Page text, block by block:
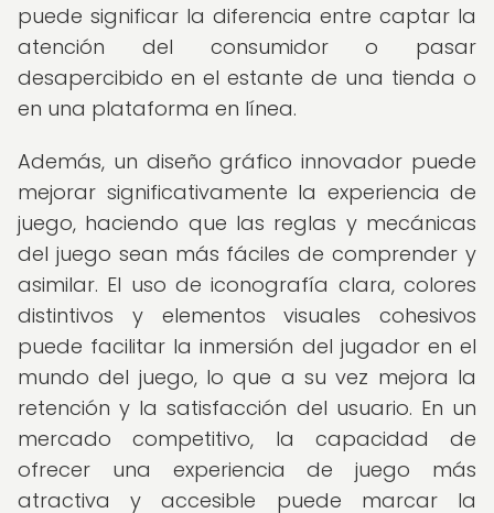
puede significar la diferencia entre captar la
atención del consumidor o pasar
desapercibido en el estante de una tienda o
en una plataforma en línea.
Además, un diseño gráfico innovador puede
mejorar significativamente la experiencia de
juego, haciendo que las reglas y mecánicas
del juego sean más fáciles de comprender y
asimilar. El uso de iconografía clara, colores
distintivos y elementos visuales cohesivos
puede facilitar la inmersión del jugador en el
mundo del juego, lo que a su vez mejora la
retención y la satisfacción del usuario. En un
mercado competitivo, la capacidad de
ofrecer una experiencia de juego más
atractiva y accesible puede marcar la